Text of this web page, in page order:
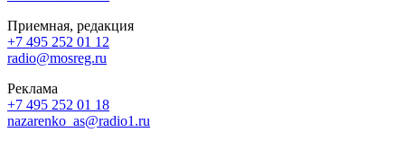
Приемная, редакция
+7 495 252 01 12
radio@mosreg.ru
Реклама
+7 495 252 01 18
nazarenko_as@radio1.ru